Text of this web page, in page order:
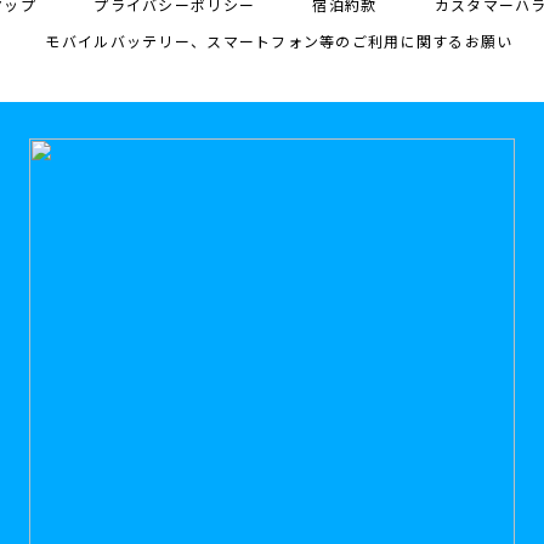
プ プライバシーポリシー 宿泊約款
カスタマーハ
モバイルバッテリー、スマートフォン等のご利用に関するお願い